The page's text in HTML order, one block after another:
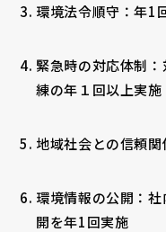
環境法令順守：年1
緊急時の対応体制
練の年１回以上実施
地域社会との信頼
環境情報の公開：
開を年1回実施